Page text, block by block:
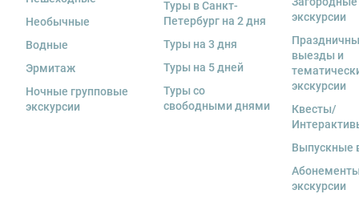
за сохранность оборудования во время
экскурсанта. В случае утери или порчи
стоимость комплекта в размере 5500 руб. 00 коп.
13. Для бронирования мест на заграничные
предоставить ФИО, дату рождения, серию и номер
Необычные
Водные
Эрмитаж
Ночные групповые
экскурсии
Туры в Санкт-
Петербург на 2 дня
Туры на 3 дня
Туры на 5 дней
Туры со
свободными днями
экскурсии
выезды и
экскурсии
Квесты/
Выпускные
экскурсии